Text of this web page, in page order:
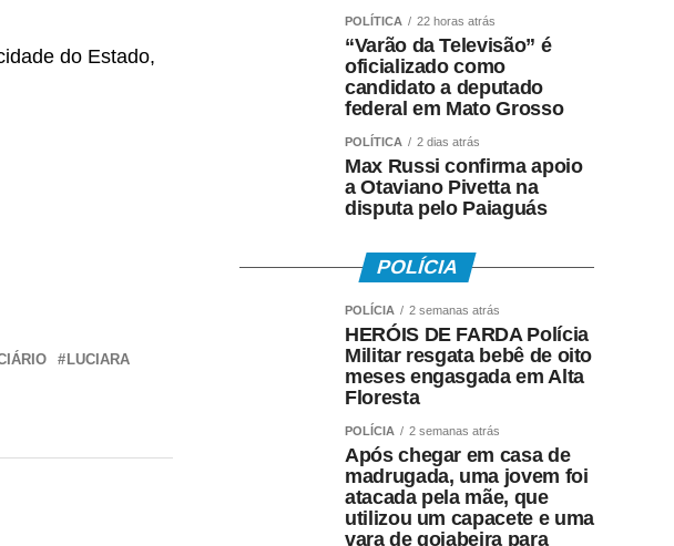
do Estado,
LUCIARA
POLÍTICA 22 horas atrás
“Varão da Televisão” é
oficializado como
candidato a deputado
federal em Mato Grosso
POLÍTICA 2 dias atrás
Max Russi confirma apoio
a Otaviano Pivetta na
disputa pelo Paiaguás
POLÍCIA
POLÍCIA 2 semanas atrás
HERÓIS DE FARDA Polícia
Militar resgata bebê de oito
meses engasgada em Alta
Floresta
POLÍCIA 2 semanas atrás
Após chegar em casa de
madrugada, uma jovem foi
atacada pela mãe, que
utilizou um capacete e uma
vara de goiabeira para